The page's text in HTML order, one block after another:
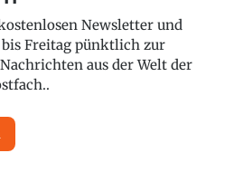
Newsletter und
Freitag pünktlich zur
aus der Welt der